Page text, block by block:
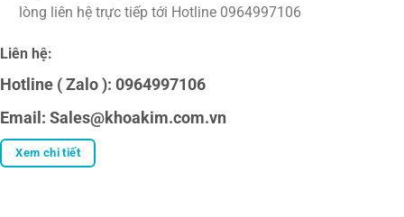
lòng liên hệ trực tiếp tới Hotline 0964997106
Liên hệ:
Hotline ( Zalo ): 0964997106
Email: Sales@khoakim.com.vn
Xem chi tiết